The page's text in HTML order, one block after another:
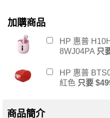
加購商品
HP 惠普
8WJ04PA 只
HP 惠普
紅色 只要
商品簡介